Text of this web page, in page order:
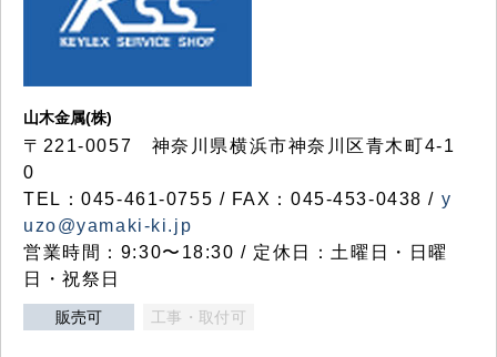
山木金属(株)
〒221-0057 神奈川県横浜市神奈川区青木町4-1
0
TEL：045-461-0755 / FAX：045-453-0438 / y
uzo@yamaki-ki.jp
営業時間：9:30〜18:30 / 定休日：土曜日・日曜
日・祝祭日
販売可 工事・取付可